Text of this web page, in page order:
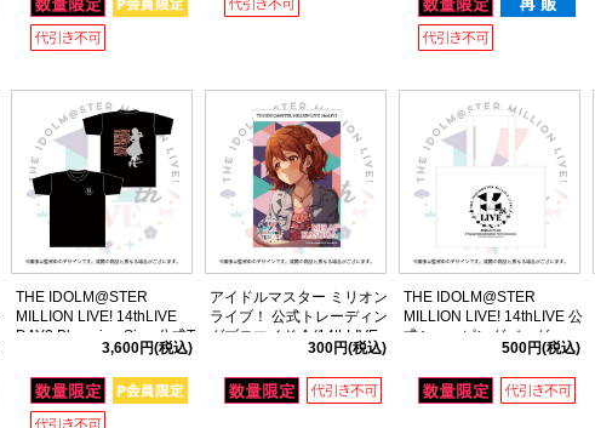
THE IDOLM@STER
MILLION LIVE! 14thLIVE
DAY2 Blooming Sign 公式T
シャツ 【百瀬莉緒】 Mサイ
3,600円(税込)
アイドルマスター ミリオン
ライブ！ 公式トレーディン
グブロマイド A (14thLIVE
300円(税込)
THE IDOLM@STER
MILLION LIVE! 14thLIVE 公
式ショッピングバッグ
500円(税込)